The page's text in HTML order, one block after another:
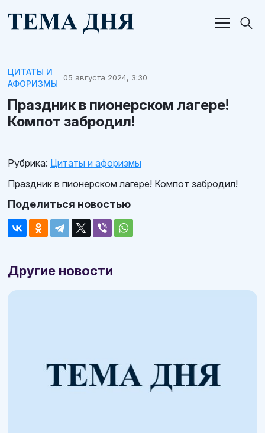
ЦИТАТЫ И
АФОРИЗМЫ
05 августа 2024, 3:30
Праздник в пионерском лагере!
Компот забродил!
Рубрика: Цитаты и афоризмы
Праздник в пионерском лагере! Компот забродил!
Поделиться новостью
Другие новости